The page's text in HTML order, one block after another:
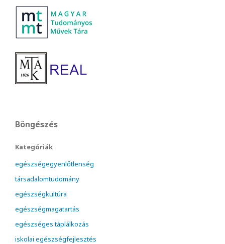
Böngészés
Kategóriák
egészségegyenlőtlenség
társadalomtudomány
egészségkultúra
egészségmagatartás
egészséges táplálkozás
iskolai egészségfejlesztés